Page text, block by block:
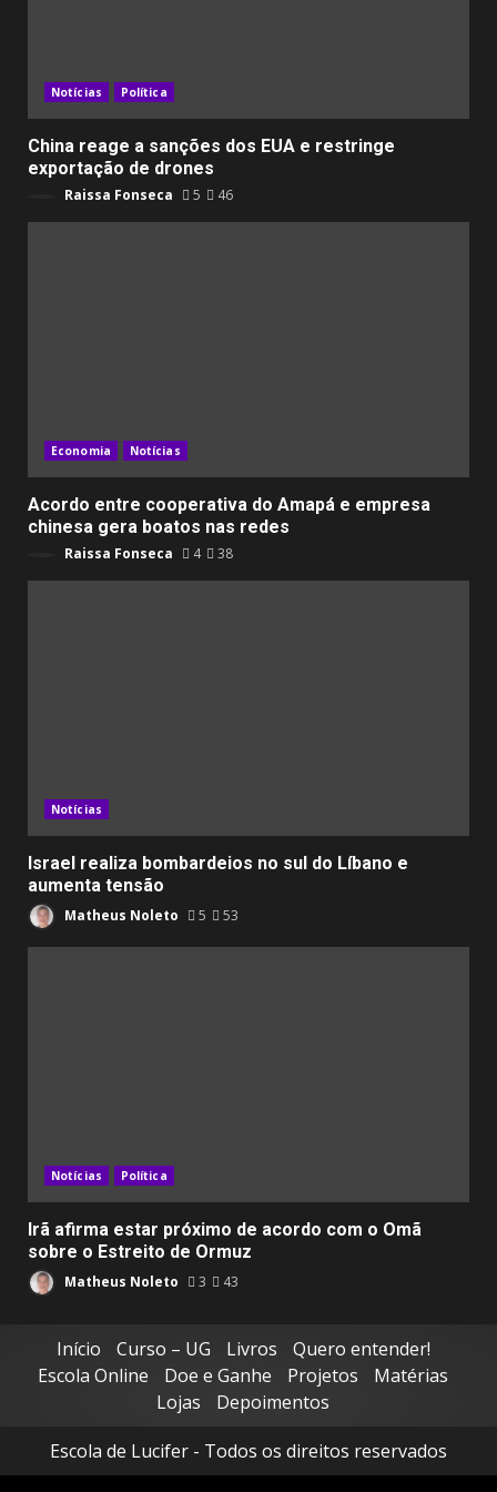
Notícias Política
China reage a sanções dos EUA e restringe
exportação de drones
Raissa Fonseca 5 46
Economia Notícias
Acordo entre cooperativa do Amapá e empresa
chinesa gera boatos nas redes
Raissa Fonseca 4 38
Notícias
Israel realiza bombardeios no sul do Líbano e
aumenta tensão
Matheus Noleto 5 53
Notícias Política
Irã afirma estar próximo de acordo com o Omã
sobre o Estreito de Ormuz
Matheus Noleto 3 43
Início Curso – UG Livros
Quero entender!
Escola Online
Doe e Ganhe Projetos
Matérias
Lojas
Depoimentos
Escola de Lucifer - Todos os direitos reservados